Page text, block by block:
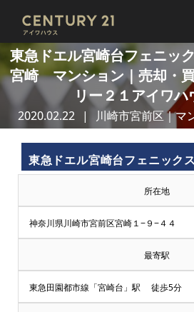
東急ドエル宮崎台フェニッ
宮崎 マンション｜売却・
リー２１アイワハ
2020.02.22 川崎市宮前区｜マ
東急ドエル宮崎台フェニックス
所在地
神奈川県川崎市宮前区宮崎１−９−４４
最寄駅
東急田園都市線「宮崎台」駅 徒歩5分